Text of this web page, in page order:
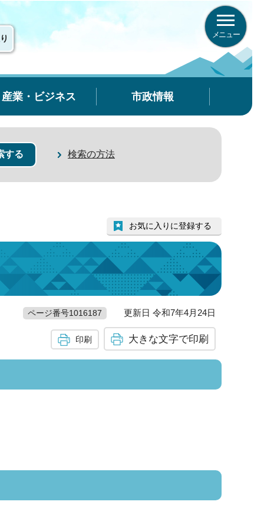
メニュー
産業・ビジネス 市政情報
検索の方法
お気に入りに登録する
ページ番号1016187 更新日 令和7年4月24日
印刷 大きな文字で印刷